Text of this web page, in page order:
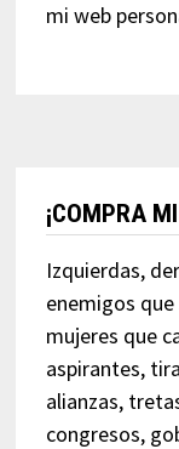
mi web
¡COMPRA
Izquierdas,
enemigos
mujeres que
aspirantes,
alianzas,
congresos,